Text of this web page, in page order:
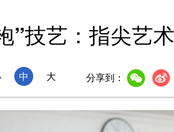
”技艺：指尖艺
中 大 分享到：